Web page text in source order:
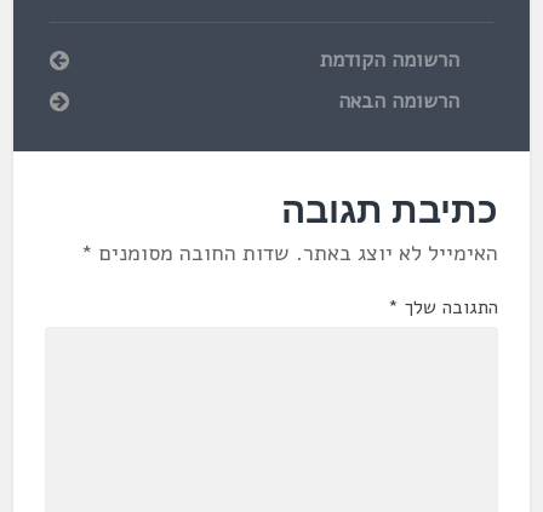
הרשומה הקודמת
הרשומה הבאה
כתיבת תגובה
האימייל לא יוצג באתר. שדות החובה מסומנים *
התגובה שלך *